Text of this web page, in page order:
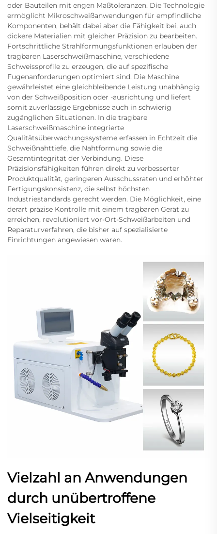
oder Bauteilen mit engen Maßtoleranzen. Die Technologie
ermöglicht Mikroschweißanwendungen für empfindliche
Komponenten, behält dabei aber die Fähigkeit bei, auch
dickere Materialien mit gleicher Präzision zu bearbeiten.
Fortschrittliche Strahlformungsfunktionen erlauben der
tragbaren Laserschweißmaschine, verschiedene
Schweissprofile zu erzeugen, die auf spezifische
Fugenanforderungen optimiert sind. Die Maschine
gewährleistet eine gleichbleibende Leistung unabhängig
von der Schweißposition oder -ausrichtung und liefert
somit zuverlässige Ergebnisse auch in schwierig
zugänglichen Situationen. In die tragbare
Laserschweißmaschine integrierte
Qualitätsüberwachungssysteme erfassen in Echtzeit die
Schweißnahttiefe, die Nahtformung sowie die
Gesamtintegrität der Verbindung. Diese
Präzisionsfähigkeiten führen direkt zu verbesserter
Produktqualität, geringeren Ausschussraten und erhöhter
Fertigungskonsistenz, die selbst höchsten
Industriestandards gerecht werden. Die Möglichkeit, eine
derart präzise Kontrolle mit einem tragbaren Gerät zu
erreichen, revolutioniert vor-Ort-Schweißarbeiten und
Reparaturverfahren, die bisher auf spezialisierte
Einrichtungen angewiesen waren.
Vielzahl an Anwendungen
durch unübertroffene
Vielseitigkeit